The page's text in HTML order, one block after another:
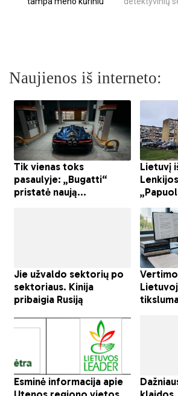
Naujienos iš interneto: